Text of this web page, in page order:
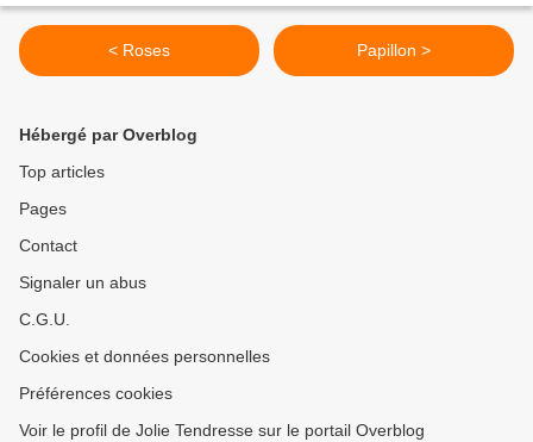
< Roses Papillon >
Hébergé par Overblog
Top articles
Pages
Contact
Signaler un abus
C.G.U.
Cookies et données personnelles
Préférences cookies
Voir le profil de Jolie Tendresse sur le portail Overblog